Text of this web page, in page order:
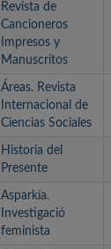
Revista de
Cancioneros
Impresos y
Manuscritos
Áreas. Revista
Internacional de
Ciencias Sociales
Historia del
Presente
Asparkía.
Investigació
feminista